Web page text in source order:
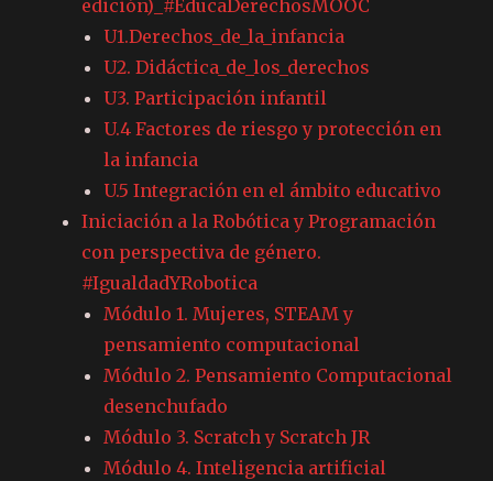
edición)_#EducaDerechosMOOC
U1.Derechos_de_la_infancia
U2. Didáctica_de_los_derechos
U3. Participación infantil
U.4 Factores de riesgo y protección en
la infancia
U.5 Integración en el ámbito educativo
Iniciación a la Robótica y Programación
con perspectiva de género.
#IgualdadYRobotica
Módulo 1. Mujeres, STEAM y
pensamiento computacional
Módulo 2. Pensamiento Computacional
desenchufado
Módulo 3. Scratch y Scratch JR
Módulo 4. Inteligencia artificial